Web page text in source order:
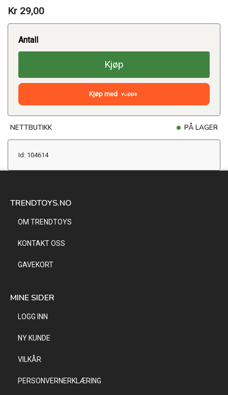
Kr 29,00
Antall
Kjøp
Kjøp med
NETTBUTIKK PÅ LAGER
Id: 104614
TRENDTOYS.NO
OM TRENDTOYS
KONTAKT OSS
GAVEKORT
MINE SIDER
LOGG INN
NY KUNDE
VILKÅR
PERSONVERNERKLÆRING